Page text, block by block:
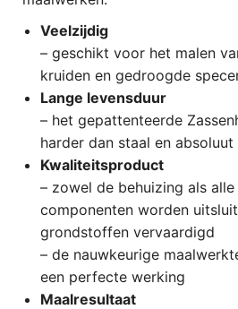
Veelzijdig
– geschikt voor het malen
kruiden en gedroogde
Lange levensduur
– het gepattenteerde
harder dan staal en
Kwaliteitsproduct
– zowel de behuizing als
componenten worden
grondstoffen vervaardigd
– de nauwkeurige
een perfecte werking
Maalresultaat